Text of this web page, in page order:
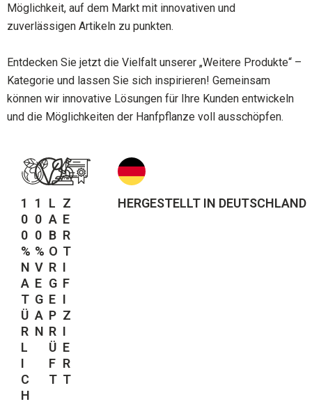
Möglichkeit, auf dem Markt mit innovativen und
zuverlässigen Artikeln zu punkten.
Entdecken Sie jetzt die Vielfalt unserer „Weitere Produkte“ –
Kategorie und lassen Sie sich inspirieren! Gemeinsam
können wir innovative Lösungen für Ihre Kunden entwickeln
und die Möglichkeiten der Hanfpflanze voll ausschöpfen.
1
0
0
%
N
A
T
Ü
R
L
I
C
H
1
0
0
%
V
E
G
A
N
L
A
B
O
R
G
E
P
R
Ü
F
T
Z
E
R
T
I
F
I
Z
I
E
R
T
HERGESTELLT IN DEUTSCHLAND